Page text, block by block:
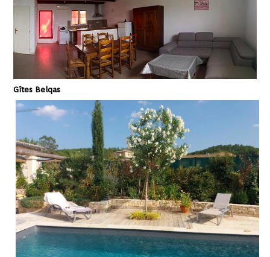
Gîtes Belqas